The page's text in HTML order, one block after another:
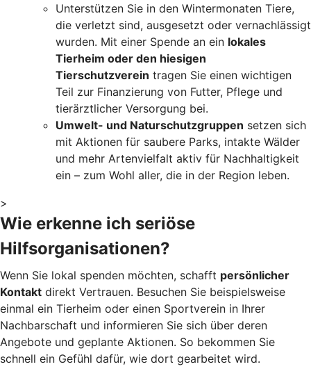
Unterstützen Sie in den Wintermonaten Tiere,
die verletzt sind, ausgesetzt oder vernachlässigt
wurden. Mit einer Spende an ein lokales
Tierheim oder den hiesigen
Tierschutzverein tragen Sie einen wichtigen
Teil zur Finanzierung von Futter, Pflege und
tierärztlicher Versorgung bei.
Umwelt- und Naturschutzgruppen setzen sich
mit Aktionen für saubere Parks, intakte Wälder
und mehr Artenvielfalt aktiv für Nachhaltigkeit
ein – zum Wohl aller, die in der Region leben.
>
Wie erkenne ich seriöse
Hilfsorganisationen?
Wenn Sie lokal spenden möchten, schafft persönlicher
Kontakt direkt Vertrauen. Besuchen Sie beispielsweise
einmal ein Tierheim oder einen Sportverein in Ihrer
Nachbarschaft und informieren Sie sich über deren
Angebote und geplante Aktionen. So bekommen Sie
schnell ein Gefühl dafür, wie dort gearbeitet wird.